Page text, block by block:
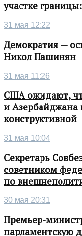
участке
31 мая 12:22
Демократия —
Никол Пашинян
31 мая 11:26
США ожидают,
и Азербайджана
конструктивной
31 мая 10:04
Секретарь
советником
по
30 мая 20:31
Премьер-
парламентскую